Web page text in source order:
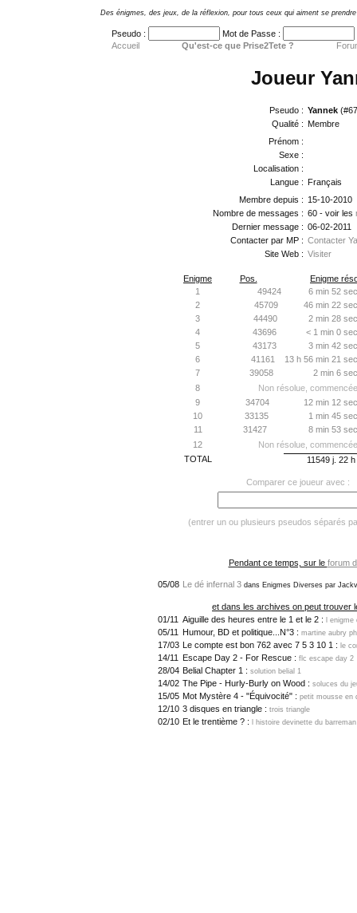
Des énigmes, des jeux, de la réflexion, pour tous ceux qui aiment se
Pseudo :
Mot de Passe :
Accueil
Qu'est-ce que Prise2Tete ?
Joueur
Pseudo : Yannek
Qualité : Membre
Prénom :
Sexe :
Localisation :
Langue : Français
Membre depuis : 15-10-2010
Nombre de messages : 60 - voir les
Dernier message : 06-02-2011
Contacter par MP : Contacter
Site Web : Visiter
Enigme Pos.
Enigme
1
49424
6 min 52
2
45709
46 min 22
3
44490
2 min 28
4
43696
< 1 min 0
5
43173
3 min 42
6
41161
13 h 56 min 21
7
39058
2 min 6
8
Non résolue,
9
34704
12 min 12
10
33135
1 min 45
11
31427
8 min 53
12
Non résolue,
TOTAL
11549 j. 22
Comparer ce joueur avec :
(entrer un ou plusieurs pseudos séparés
Pendant ce temps, sur le forum
05/08 Le dé infernal 3 dans Enigmes Diverses par
et dans les archives on peut trouver
01/11 Aiguille des heures entre le 1 et le 2 : l
05/11 Humour, BD et politique...N°3 : martine aubry
17/03 Le compte est bon 762 avec 7 5 3 10 1 : le
14/11 Escape Day 2 - For Rescue : flc escape day 2
28/04 Belial Chapter 1 : solution belial 1
14/02 The Pipe - Hurly-Burly on Wood : soluces du
15/05 Mot Mystère 4 - "Équivocité" : petit mousse en
12/10 3 disques en triangle : trois triangle
02/10 Et le trentième ? : l histoire devinette du barreman